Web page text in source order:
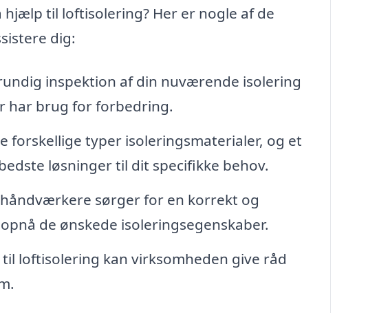
til loftisolering? Her er nogle af de
dig:
inspektion af din nuværende isolering
har brug for forbedring.
forskellige typer isoleringsmaterialer, og et
løsninger til dit specifikke behov.
sørger for en korrekt og
de ønskede isoleringsegenskaber.
loftisolering kan virksomheden give råd